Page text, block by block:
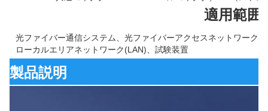
適用範囲
光ファイバー通信システム、光ファイバーアクセスネットワーク
ローカルエリアネットワーク(LAN)、試験装置
製品説明